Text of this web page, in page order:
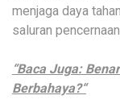
menjaga daya
saluran
“Baca Juga:
Berbahaya?“